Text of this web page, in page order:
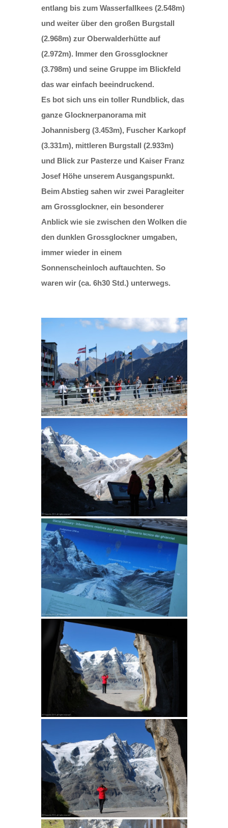
entlang bis zum Wasserfallkees (2.548m)
und weiter über den großen Burgstall
(2.968m) zur Oberwalderhütte auf
(2.972m). Immer den Grossglockner
(3.798m) und seine Gruppe im Blickfeld
das war einfach beeindruckend.
Es bot sich uns ein toller Rundblick, das
ganze Glocknerpanorama mit
Johannisberg (3.453m), Fuscher Karkopf
(3.331m), mittleren Burgstall (2.933m)
und Blick zur Pasterze und Kaiser Franz
Josef Höhe unserem Ausgangspunkt.
Beim Abstieg sahen wir zwei Paragleiter
am Grossglockner, ein besonderer
Anblick wie sie zwischen den Wolken die
den dunklen Grossglockner umgaben,
immer wieder in einem
Sonnenscheinloch auftauchten. So
waren wir (ca. 6h30 Std.) unterwegs.